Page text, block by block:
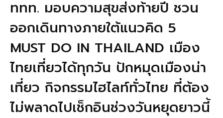
ททท. มอบความสุขส่งท้ายปี ชวน
ออกเดินทางภายใต้แนวคิด 5
MUST DO IN THAILAND เมือง
ไทยเที่ยวได้ทุกวัน ปักหมุดเมืองน่า
เที่ยว กิจกรรมไฮไลท์ทั่วไทย ที่ต้อง
ไม่พลาดไปเช็กอินช่วงวันหยุดยาวนี้